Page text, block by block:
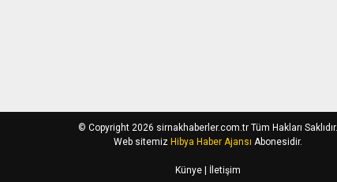
© Copyright 2026 sirnakhaberler.com.tr Tüm Hakları Saklıdır.
Web sitemiz Hibya Haber Ajansı Abonesidir.
Künye| İletişim